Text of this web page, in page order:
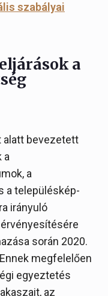
szabályai
a
alatt bevezetett
a
a
a településkép-
irányuló
során 2020.
megfelelően
egyeztetés
az